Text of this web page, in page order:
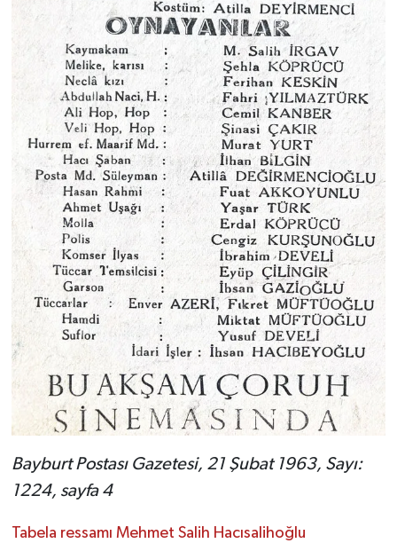
Bayburt Postası Gazetesi, 21 Şubat 1963, Sayı:
1224, sayfa 4
Tabela ressamı Mehmet Salih Hacısalihoğlu